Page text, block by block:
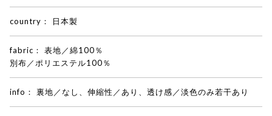
country： 日本製
fabric：
表地／綿100％
別布／ポリエステル100％
info： 裏地／なし、伸縮性／あり、透け感／淡色のみ若干あり